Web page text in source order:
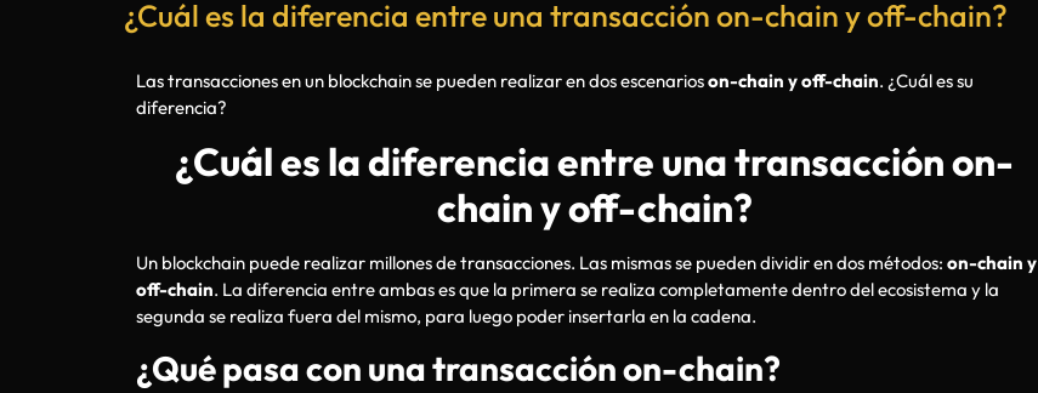
¿Cuál es la diferencia entre una transacción on-chain y off-chain?
Las transacciones en un blockchain se pueden realizar en dos escenarioson-chain y off-chain. ¿Cuál es su
diferencia?
¿Cuál es la diferencia entre una transacción on-
chain y off-chain?
Un blockchain puede realizar millones de transacciones. Las mismas se pueden dividir en dos métodos: on-chain y
off-chain. La diferencia entre ambas es que la primera se realiza completamente dentro del ecosistema y la
segunda se realiza fuera del mismo, para luego poder insertarla en la cadena.
¿Qué pasa con una transacción on-chain?